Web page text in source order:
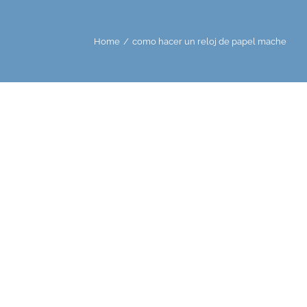
Home / como hacer un reloj de papel mache